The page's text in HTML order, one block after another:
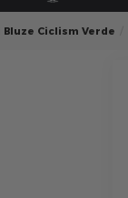
Ciclism Verde